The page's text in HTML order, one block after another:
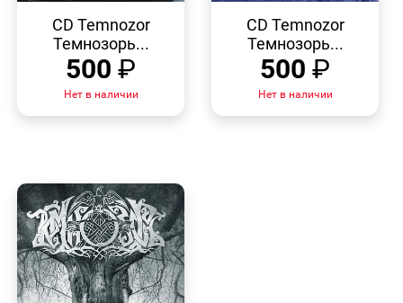
CD Temnozor
Темнозорь...
500 ₽
Нет в наличии
CD Temnozor
Темнозорь...
500 ₽
Нет в наличии